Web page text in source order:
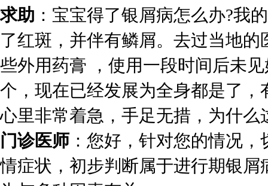
求助 ：宝宝得了银屑病怎么办?我
了红斑，并伴有鳞屑。去过当地
些外用药膏 ，使用一段时间后未
个，现在已经发展为全身都是了
心里非常着急，手足无措，为什
门诊医师 ：您好，针对您的情况
情症状，初步判断属于进行期银